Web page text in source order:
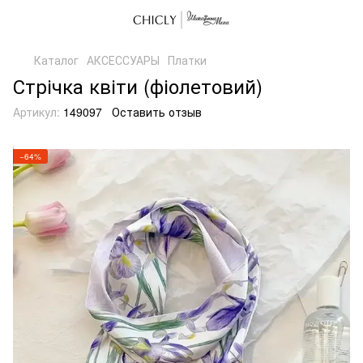
Каталог АКСЕССУАРЫ Платки
Стрічка квіти (фіолетовий)
Артикул: 149097 Оставить отзыв
−64%